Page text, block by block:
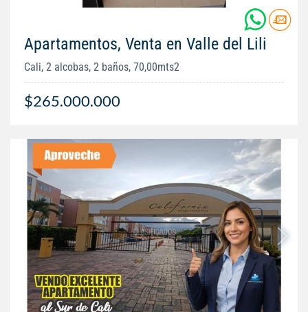
Apartamentos, Venta en Valle del Lili
Cali, 2 alcobas, 2 baños, 70,00mts2
$265.000.000